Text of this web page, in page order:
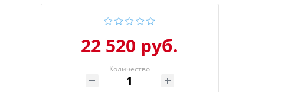
22 520 руб.
Количество